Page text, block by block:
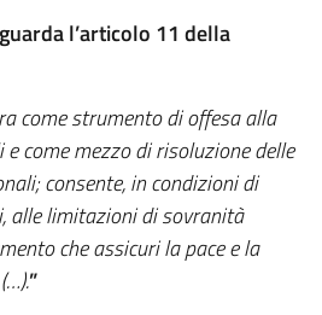
l’articolo 11 della
come strumento di offesa alla
come mezzo di risoluzione delle
consente, in condizioni di
alle limitazioni di sovranità
che assicuri la pace e la
”